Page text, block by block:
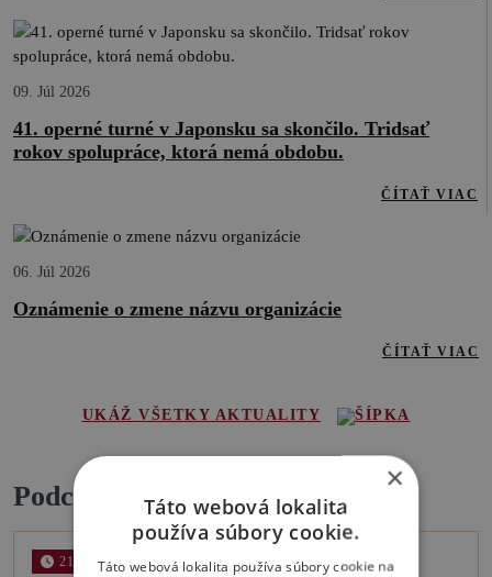
09. Júl 2026
41. operné turné v Japonsku sa skončilo. Tridsať
rokov spolupráce, ktorá nemá obdobu.
ČÍTAŤ VIAC
06. Júl 2026
Oznámenie o zmene názvu organizácie
ČÍTAŤ VIAC
UKÁŽ VŠETKY AKTUALITY
Podcasty
21 MIN
×
Táto webová lokalita
používa súbory cookie.
Táto webová lokalita používa súbory cookie na